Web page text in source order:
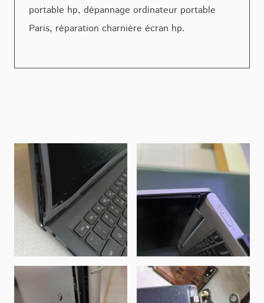
portable hp, dépannage ordinateur portable
Paris, réparation charnière écran hp.